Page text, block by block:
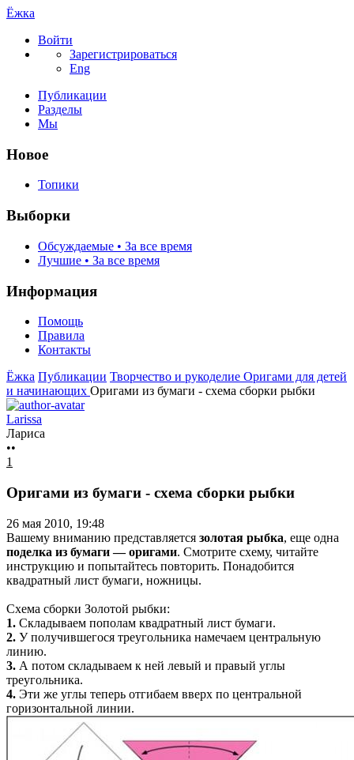
Ёжка
Войти
Зарегистрироваться
Eng
Публикации
Разделы
Мы
Новое
Топики
Выборки
Обсуждаемые • За все время
Лучшие • За все время
Информация
Помощь
Правила
Контакты
Ёжка Публикации Творчество и рукоделие Оригами для детей
и начинающих Оригами из бумаги - схема сборки рыбки
Larissa
Лариса
••
1
Оригами из бумаги - схема сборки рыбки
26 мая 2010, 19:48
Вашему вниманию представляется золотая рыбка, еще одна
поделка из бумаги — оригами. Смотрите схему, читайте
инструкцию и попытайтесь повторить. Понадобится
квадратный лист бумаги, ножницы.
Схема сборки Золотой рыбки:
1. Складываем пополам квадратный лист бумаги.
2. У получившегося треугольника намечаем центральную
линию.
3. А потом складываем к ней левый и правый углы
треугольника.
4. Эти же углы теперь отгибаем вверх по центральной
горизонтальной линии.